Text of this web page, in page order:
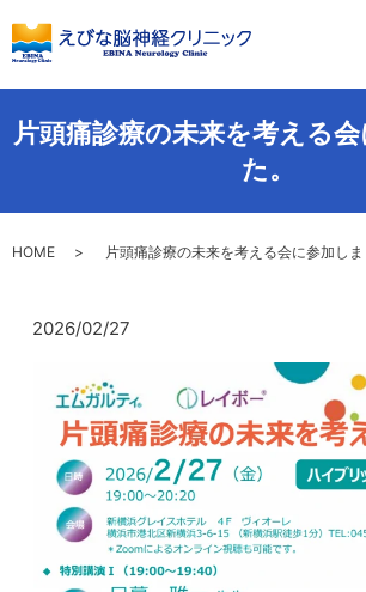
片頭痛診療の未来を考える
た。
HOME 片頭痛診療の未来を考える会に参加しま
2026/02/27